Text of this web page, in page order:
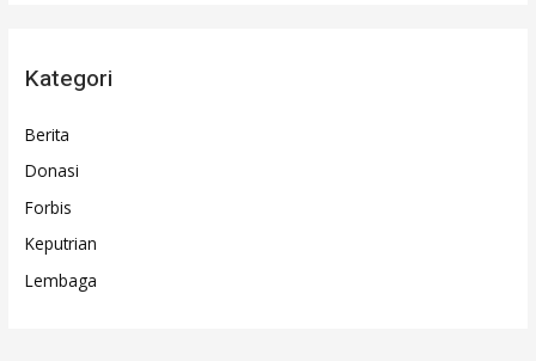
Kategori
Berita
Donasi
Forbis
Keputrian
Lembaga